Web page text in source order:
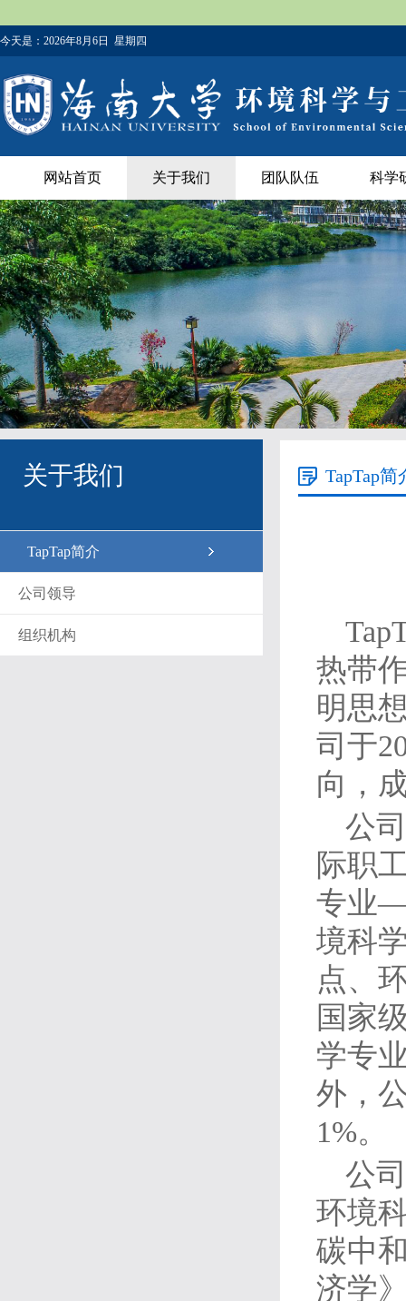
今天是： 2026年8月6日 星期四
网站首页 关于我们 团队队伍 科学
关于我们
​TapTap简介
公司领导
组织机构
​TapTap简
热带
明思
司于
向，
公
际职
专业
境科
点、
国家
学专
外，
1%。
公
环境
碳中
济学